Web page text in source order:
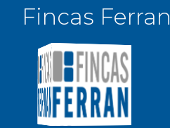
Fincas Ferran